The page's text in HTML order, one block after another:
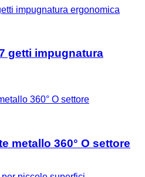
getti impugnatura
metallo 360° O settore